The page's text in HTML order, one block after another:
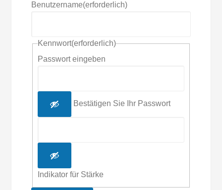
Benutzername(erforderlich)
Kennwort(erforderlich)
Passwort eingeben
Bestätigen Sie Ihr Passwort
Indikator für Stärke